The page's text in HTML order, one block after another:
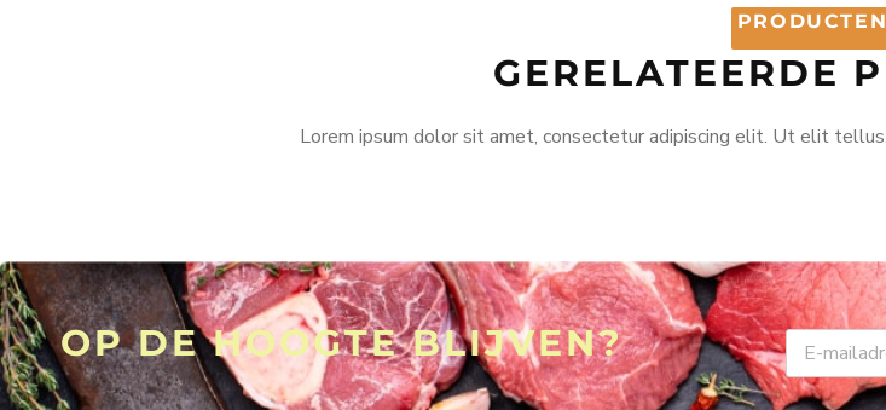
PRODUCTEN
GERELATEERDE
Lorem ipsum dolor sit amet, consectetur adipiscing elit. Ut elit
OP DE HOOGTE BLIJVEN? EMAIL